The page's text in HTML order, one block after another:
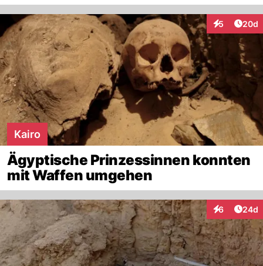
5
Interaktionen
20d
Kairo
Ägyptische Prinzessinnen konnten
mit Waffen umgehen
6
Interaktionen
24d